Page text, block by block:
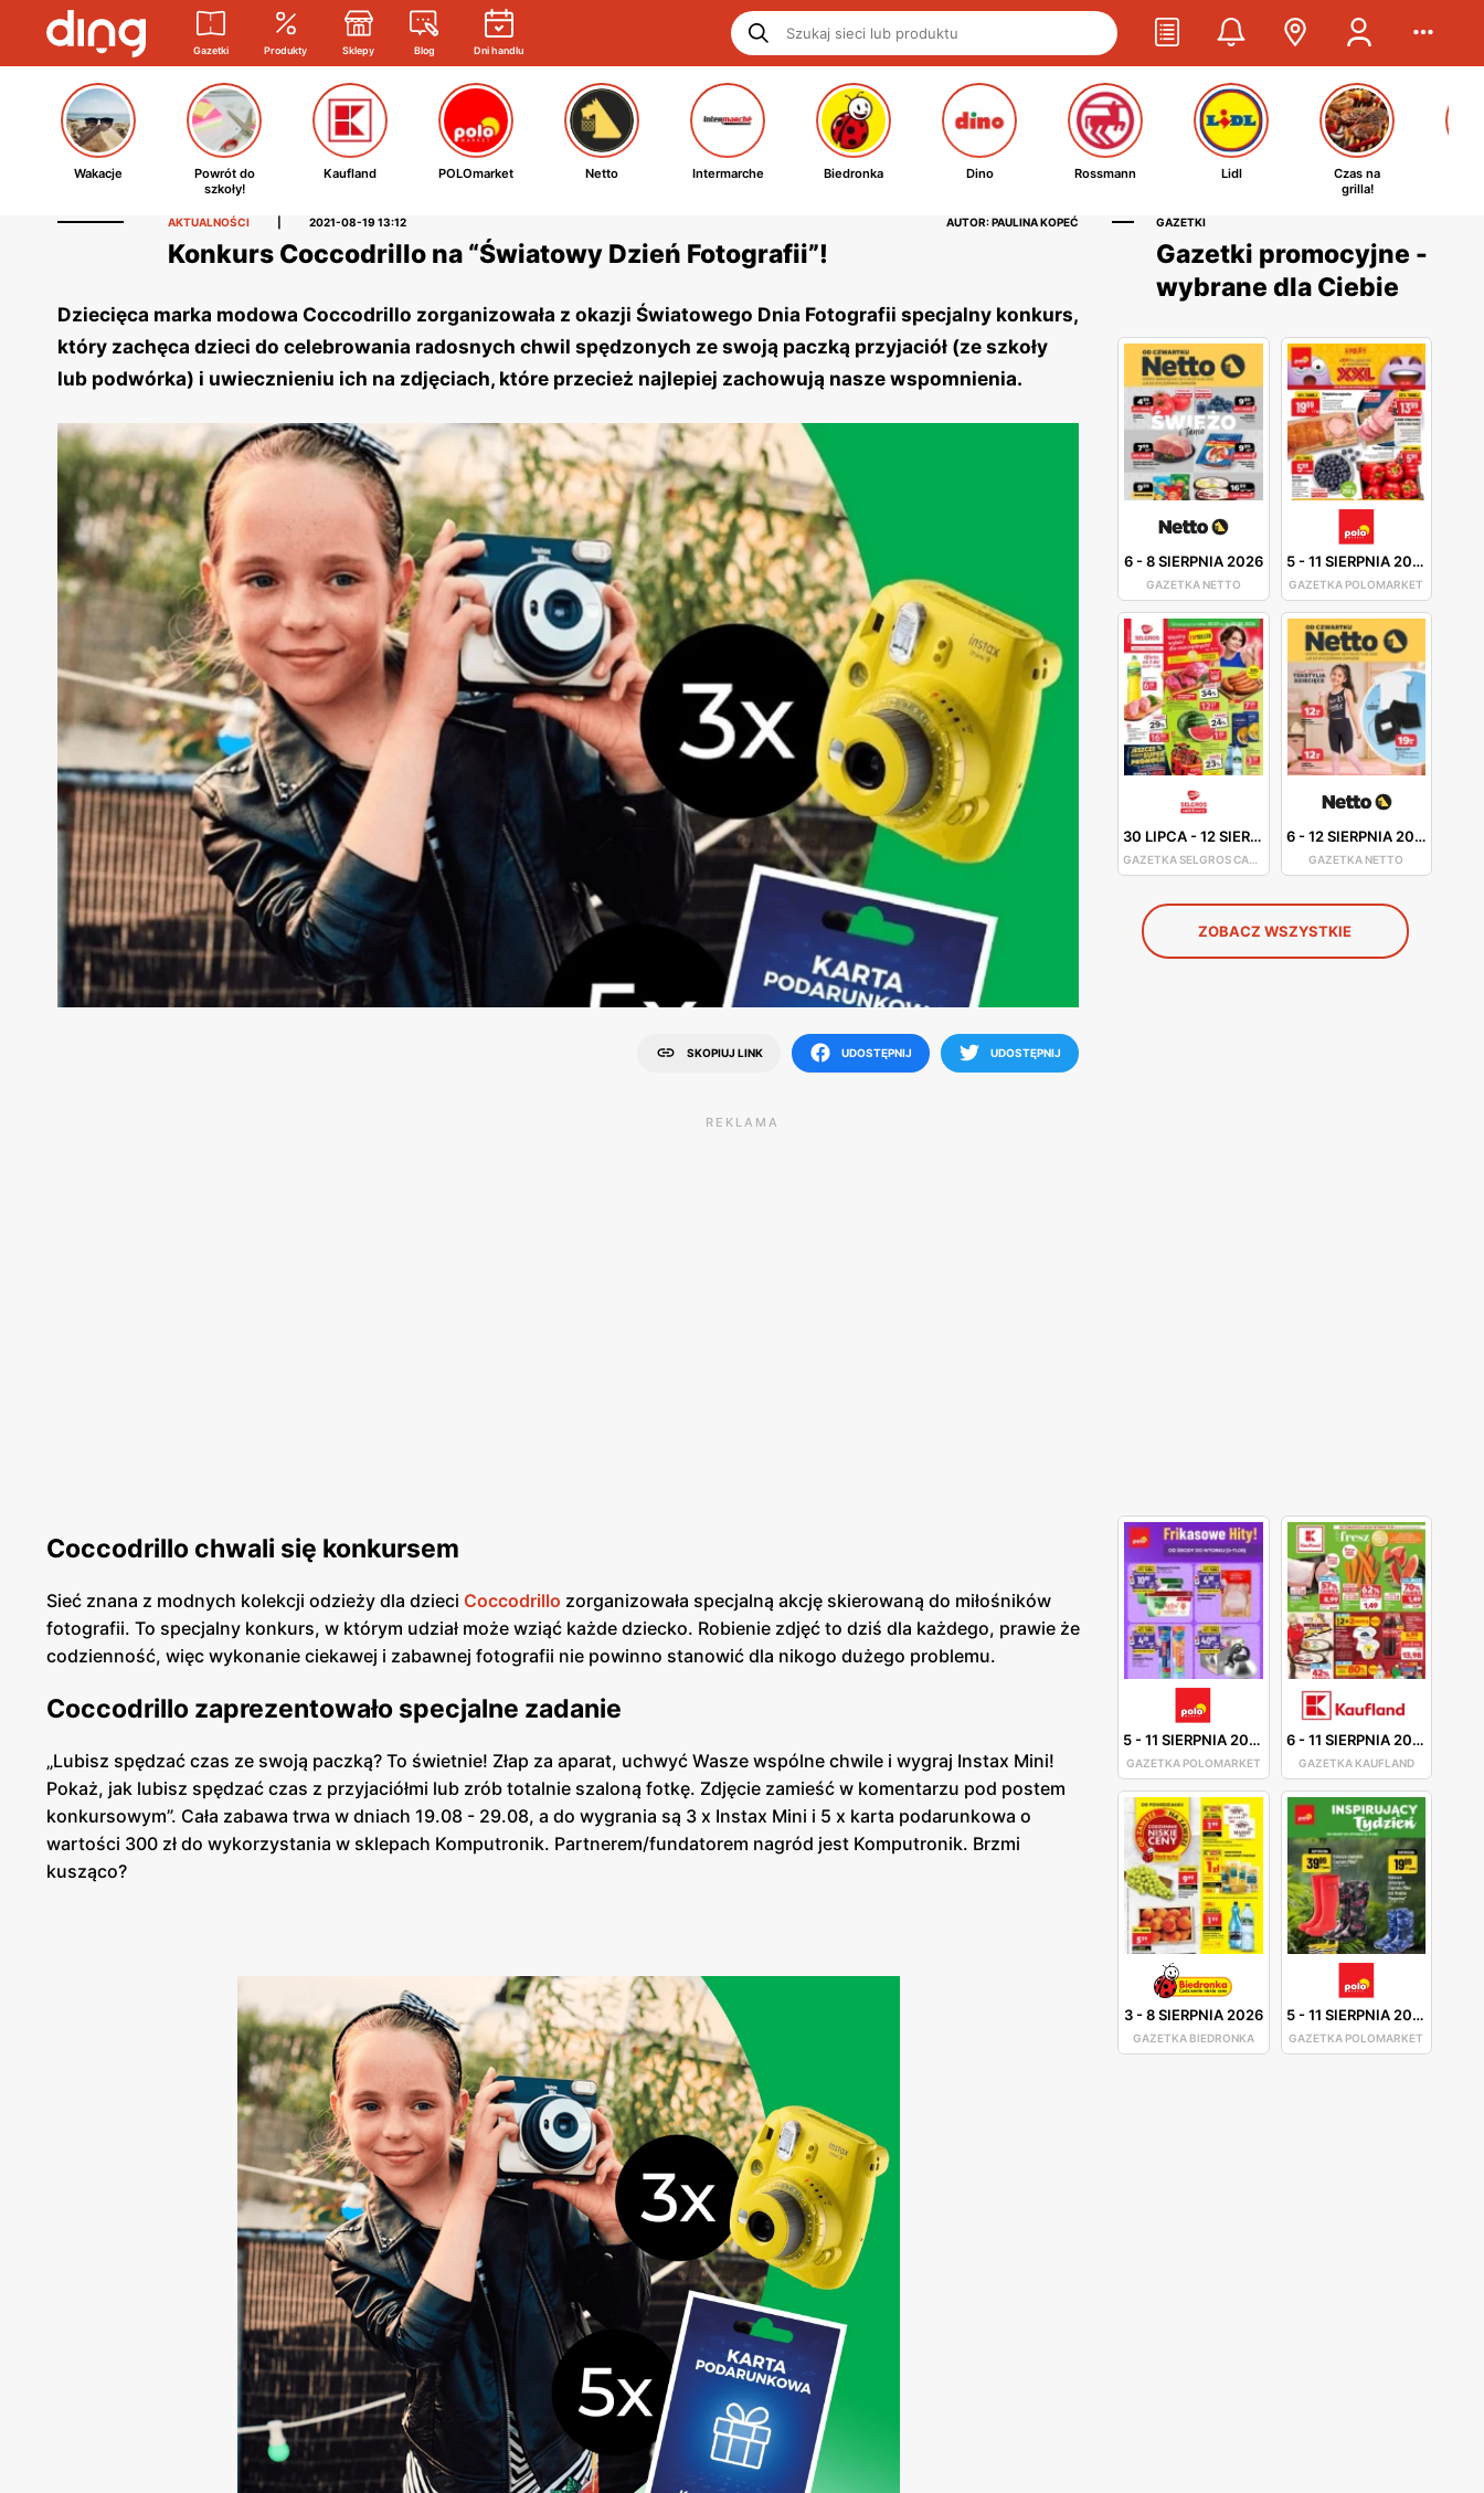
Gazetki Produkty Sklepy Blog Dni handlu
Wakacje
Powrót do
szkoły!
Kaufland POLOmarket Netto Intermarche Biedronka Dino Rossmann Lidl
Czas na
grilla!
AKTUALNOŚCI 2021-08-19 13:12 AUTOR: PAULINA KOPEĆ
Konkurs Coccodrillo na “Światowy Dzień Fotografii”!
Dziecięca marka modowa Coccodrillo zorganizowała z okazji Światowego Dnia Fotografii specjalny konkurs,
który zachęca dzieci do celebrowania radosnych chwil spędzonych ze swoją paczką przyjaciół (ze szkoły
lub podwórka) i uwiecznieniu ich na zdjęciach, które przecież najlepiej zachowują nasze wspomnienia.
SKOPIUJ LINK UDOSTĘPNIJ UDOSTĘPNIJ
GAZETKI
Gazetki promocyjne -
wybrane dla Ciebie
6-8 SIERPNIA 2026
GAZETKA NETTO
5-11 SIERPNIA 2026
GAZETKA POLOMARKET
30 LIPCA-12 SIERPNIA 2026
GAZETKA SELGROS CASH&CARRY
6-12 SIERPNIA 2026
GAZETKA NETTO
ZOBACZ WSZYSTKIE
5-11 SIERPNIA 2026
GAZETKA POLOMARKET
6-11 SIERPNIA 2026
GAZETKA KAUFLAND
3-8 SIERPNIA 2026
GAZETKA BIEDRONKA
5-11 SIERPNIA 2026
GAZETKA POLOMARKET
REKLAMA
Coccodrillo chwali się konkursem
Sieć znana z modnych kolekcji odzieży dla dzieci Coccodrillo zorganizowała specjalną akcję skierowaną do miłośników
fotografii. To specjalny konkurs, w którym udział może wziąć każde dziecko. Robienie zdjęć to dziś dla każdego, prawie że
codzienność, więc wykonanie ciekawej i zabawnej fotografii nie powinno stanowić dla nikogo dużego problemu.
Coccodrillo zaprezentowało specjalne zadanie
„Lubisz spędzać czas ze swoją paczką? To świetnie! Złap za aparat, uchwyć Wasze wspólne chwile i wygraj Instax Mini!
Pokaż, jak lubisz spędzać czas z przyjaciółmi lub zrób totalnie szaloną fotkę. Zdjęcie zamieść w komentarzu pod postem
konkursowym”. Cała zabawa trwa w dniach 19.08 - 29.08, a do wygrania są 3 x Instax Mini i 5 x karta podarunkowa o
wartości 300 zł do wykorzystania w sklepach Komputronik. Partnerem/fundatorem nagród jest Komputronik. Brzmi
kusząco?